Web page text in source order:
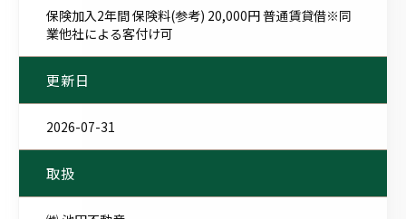
保険加入2年間 保険料(参考) 20,000円 普通賃貸借※同
業他社による客付け可
更新日
2026-07-31
取扱